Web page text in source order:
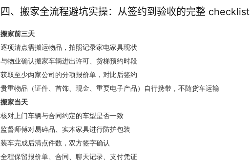
四、搬家全流程避坑实操：从签约到验收的完整 checklist
搬家前三天
逐项清点需搬运物品，拍照记录家电家具现状
与物业确认搬家车辆进出许可、货梯预约时段
获取至少两家公司的分项报价单，对比后签约
贵重物品（证件、首饰、现金、重要电子产品）自行携带，不随货车运输
搬家当天
核对上门车辆与合同约定的车型是否一致
监督师傅对易碎品、实木家具进行防护包装
装车完成后清点件数，双方签字确认
全程保留报价单、合同、聊天记录、支付凭证